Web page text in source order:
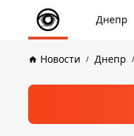
Днепр
Новости Днепр